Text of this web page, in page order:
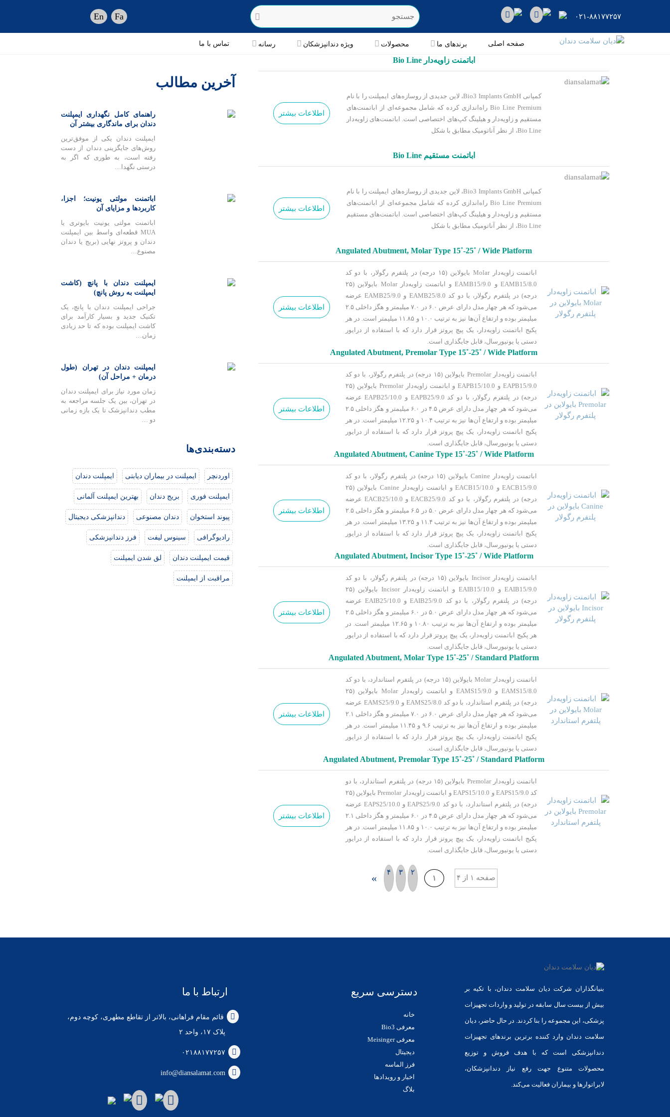
En Fa ۰۲۱-۸۸۱۷۷۲۵۷
دیان
دندان
صفحه اصلی برندهای ما محصولات ویژه دندانپزشکان رسانه تماس با ما
اباتمنت زاویه‌دار Bio Line
کمپانی Bio3 Implants GmbH، لاین جدیدی از روسازه‌های ایمپلنت را با نام
Bio Line Premium راه‌اندازی کرده که شامل مجموعه‌ای از اباتمنت‌های
مستقیم و زاویه‌دار و هیلینگ کپ‌های اختصاصی است. اباتمنت‌های زاویه‌دار
Bio Line، از نظر آناتومیک مطابق با شکل
اطلاعات بیشتر
اباتمنت مستقیم Bio Line
کمپانی Bio3 Implants GmbH، لاین جدیدی از روسازه‌های ایمپلنت را با نام
Bio Line Premium راه‌اندازی کرده که شامل مجموعه‌ای از اباتمنت‌های
مستقیم و زاویه‌دار و هیلینگ کپ‌های اختصاصی است. اباتمنت‌های مستقیم
Bio Line، از نظر آناتومیک مطابق با شکل
اطلاعات بیشتر
Angulated Abutment, Molar Type 15˚-25˚ / Wide Platform
اباتمنت زاویه‌دار Molar بایولاین (۱۵ درجه) در پلتفرم رگولار، با دو کد
EAMB15/8.0 و EAMB15/9.0 و اباتمنت زاویه‌دار Molar بایولاین (۲۵
درجه) در پلتفرم رگولار، با دو کد EAMB25/8.0 و EAMB25/9.0 عرضه
می‌شود که هر چهار مدل دارای عرض ۶.۰ در ۷.۰ میلیمتر و هگز داخلی ۲.۵
میلیمتر بوده و ارتفاع آن‌ها نیز به ترتیب ۱۰.۰ و ۱۱.۸۵ میلیمتر است. در هر
پکیج اباتمنت زاویه‌دار، یک پیچ پروتز قرار دارد که با استفاده از درایور
دستی یا یونیورسال، قابل جایگذاری است.
اطلاعات بیشتر
Angulated Abutment, Premolar Type 15˚-25˚ / Wide Platform
اباتمنت زاویه‌دار Premolar بایولاین (۱۵ درجه) در پلتفرم رگولار، با دو کد
EAPB15/9.0 و EAPB15/10.0 و اباتمنت زاویه‌دار Premolar بایولاین (۲۵
درجه) در پلتفرم رگولار، با دو کد EAPB25/9.0 و EAPB25/10.0 عرضه
می‌شود که هر چهار مدل دارای عرض ۴.۵ در ۶.۰ میلیمتر و هگز داخلی ۲.۵
میلیمتر بوده و ارتفاع آن‌ها نیز به ترتیب ۱۰.۴ و ۱۲.۲۵ میلیمتر است. در هر
پکیج اباتمنت زاویه‌دار، یک پیچ پروتز قرار دارد که با استفاده از درایور
دستی یا یونیورسال، قابل جایگذاری است.
اطلاعات بیشتر
Angulated Abutment, Canine Type 15˚-25˚ / Wide Platform
اباتمنت زاویه‌دار Canine بایولاین (۱۵ درجه) در پلتفرم رگولار، با دو کد
EACB15/9.0 و EACB15/10.0 و اباتمنت زاویه‌دار Canine بایولاین (۲۵
درجه) در پلتفرم رگولار، با دو کد EACB25/9.0 و EACB25/10.0 عرضه
می‌شود که هر چهار مدل دارای عرض ۵.۰ در ۶.۵ میلیمتر و هگز داخلی ۲.۵
میلیمتر بوده و ارتفاع آن‌ها نیز به ترتیب ۱۱.۴ و ۱۳.۲۵ میلیمتر است. در هر
پکیج اباتمنت زاویه‌دار، یک پیچ پروتز قرار دارد که با استفاده از درایور
دستی یا یونیورسال، قابل جایگذاری است.
اطلاعات بیشتر
Angulated Abutment, Incisor Type 15˚-25˚ / Wide Platform
اباتمنت زاویه‌دار Incisor بایولاین (۱۵ درجه) در پلتفرم رگولار، با دو کد
EAIB15/9.0 و EAIB15/10.0 و اباتمنت زاویه‌دار Incisor بایولاین (۲۵
درجه) در پلتفرم رگولار، با دو کد EAIB25/9.0 و EAIB25/10.0 عرضه
می‌شود که هر چهار مدل دارای عرض ۵.۰ در ۶.۰ میلیمتر و هگز داخلی ۲.۵
میلیمتر بوده و ارتفاع آن‌ها نیز به ترتیب ۱۰.۸۰ و ۱۲.۶۵ میلیمتر است. در
هر پکیج اباتمنت زاویه‌دار، یک پیچ پروتز قرار دارد که با استفاده از درایور
دستی یا یونیورسال، قابل جایگذاری است.
اطلاعات بیشتر
Angulated Abutment, Molar Type 15˚-25˚ / Standard Platform
اباتمنت زاویه‌دار Molar بایولاین (۱۵ درجه) در پلتفرم استاندارد، با دو کد
EAMS15/8.0 و EAMS15/9.0 و اباتمنت زاویه‌دار Molar بایولاین (۲۵
درجه) در پلتفرم استاندارد، با دو کد EAMS25/8.0 و EAMS25/9.0 عرضه
می‌شود که هر چهار مدل دارای عرض ۶.۰ در ۷.۰ میلیمتر و هگز داخلی ۲.۱
میلیمتر بوده و ارتفاع آن‌ها نیز به ترتیب ۹.۶ و ۱۱.۴۵ میلیمتر است. در هر
پکیج اباتمنت زاویه‌دار، یک پیچ پروتز قرار دارد که با استفاده از درایور
دستی یا یونیورسال، قابل جایگذاری است.
اطلاعات بیشتر
Angulated Abutment, Premolar Type 15˚-25˚ / Standard Platform
اباتمنت زاویه‌دار Premolar بایولاین (۱۵ درجه) در پلتفرم استاندارد، با دو
کد EAPS15/9.0 و EAPS15/10.0 و اباتمنت زاویه‌دار Premolar بایولاین (۲۵
درجه) در پلتفرم استاندارد، با دو کد EAPS25/9.0 و EAPS25/10.0 عرضه
می‌شود که هر چهار مدل دارای عرض ۴.۵ در ۶.۰ میلیمتر و هگز داخلی ۲.۱
میلیمتر بوده و ارتفاع آن‌ها نیز به ترتیب ۱۰.۰ و ۱۱.۸۵ میلیمتر است. در هر
پکیج اباتمنت زاویه‌دار، یک پیچ پروتز قرار دارد که با استفاده از درایور
دستی یا یونیورسال، قابل جایگذاری است.
اطلاعات بیشتر
صفحه ۱ از ۴ ۱
۲ ۳ ۴ »
آخرین مطالب
راهنمای کامل نگهداری ایمپلنت
دندان برای ماندگاری بیشتر آن
ایمپلنت دندان یکی از موفق‌ترین
روش‌های جایگزینی دندان از دست
رفته است، به طوری که اگر به
درستی نگهدا…
اباتمنت مولتی یونیت؛ اجزا،
کاربردها و مزایای آن
اباتمنت مولتی یونیت بایوتری یا
MUA قطعه‌ای واسط بین ایمپلنت
دندان و پروتز نهایی (بریج یا دندان
مصنوع…
ایمپلنت دندان با پانچ (کاشت
ایمپلنت به روش پانچ)
جراحی ایمپلنت دندان با پانچ، یک
تکنیک جدید و بسیار کارآمد برای
کاشت ایمپلنت بوده که تا حد زیادی
زمان…
ایمپلنت دندان در تهران (طول
درمان + مراحل آن)
زمان مورد نیاز برای ایمپلنت دندان
در تهران، بین یک جلسه مراجعه به
مطب دندانپزشک تا یک بازه زمانی
دو …
دسته‌بندی‌ها
اوردنچر ایمپلنت در بیماران دیابتی ایمپلنت دندان
ایمپلنت فوری بریج دندان بهترین ایمپلنت آلمانی
پیوند استخوان دندان مصنوعی دندانپزشکی دیجیتال
رادیوگرافی سینوس لیفت فرز دندانپزشکی
قیمت ایمپلنت دندان لق شدن ایمپلنت
مراقبت از ایمپلنت
بنیانگذاران شرکت دیان سلامت دندان، با تکیه بر
بیش از بیست سال سابقه در تولید و واردات تجهیزات
پزشکی، این مجموعه را بنا کردند. در حال حاضر، دیان
سلامت دندان وارد کننده برترین برندهای تجهیزات
دندانپزشکی است که با هدف فروش و توزیع
محصولات متنوع جهت رفع نیاز دندانپزشکان،
لابراتوارها و بیماران فعالیت می‌کند.
دسترسی سریع
خانه
معرفی Bio3
معرفی Meisinger
دیجیتال
فرز الماسه
اخبار و رویدادها
بلاگ
ارتباط با ما
قائم مقام فراهانی، بالاتر از تقاطع مطهری، کوچه دوم،
پلاک ۱۷، واحد ۲
۰۲۱۸۸۱۷۷۲۵۷
info@diansalamat.com